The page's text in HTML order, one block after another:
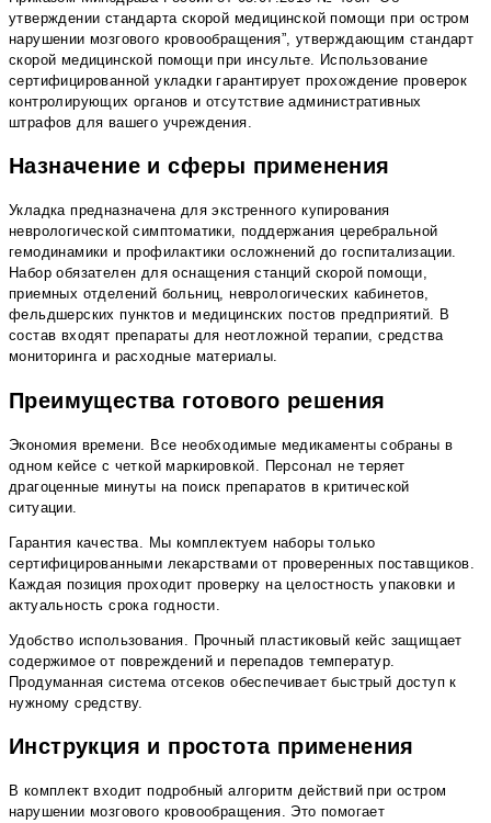
утверждении стандарта скорой медицинской помощи при остром
нарушении мозгового кровообращения”, утверждающим стандарт
скорой медицинской помощи при инсульте. Использование
сертифицированной укладки гарантирует прохождение проверок
контролирующих органов и отсутствие административных
штрафов для вашего учреждения.
Назначение и сферы применения
Укладка предназначена для экстренного купирования
неврологической симптоматики, поддержания церебральной
гемодинамики и профилактики осложнений до госпитализации.
Набор обязателен для оснащения станций скорой помощи,
приемных отделений больниц, неврологических кабинетов,
фельдшерских пунктов и медицинских постов предприятий. В
состав входят препараты для неотложной терапии, средства
мониторинга и расходные материалы.
Преимущества готового решения
Экономия времени. Все необходимые медикаменты собраны в
одном кейсе с четкой маркировкой. Персонал не теряет
драгоценные минуты на поиск препаратов в критической
ситуации.
Гарантия качества. Мы комплектуем наборы только
сертифицированными лекарствами от проверенных поставщиков.
Каждая позиция проходит проверку на целостность упаковки и
актуальность срока годности.
Удобство использования. Прочный пластиковый кейс защищает
содержимое от повреждений и перепадов температур.
Продуманная система отсеков обеспечивает быстрый доступ к
нужному средству.
Инструкция и простота применения
В комплект входит подробный алгоритм действий при остром
нарушении мозгового кровообращения. Это помогает